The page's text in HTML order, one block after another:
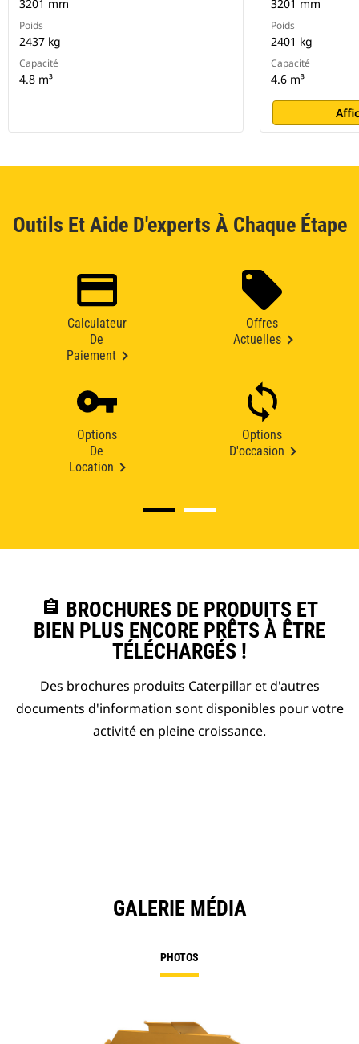
3201 mm
Poids
2437 kg
Capacité
4.8 m³
3201 mm
Poids
2401 kg
Capacité
4.6 m³
Outils Et Aide D'experts À Chaque Étape
Calculateur
De
Paiement
Offres
Actuelles
Options
De
Location
Options
D'occasion
assignment BROCHURES DE PRODUITS ET
BIEN PLUS ENCORE PRÊTS À ÊTRE
TÉLÉCHARGÉS !
Des brochures produits Caterpillar et d'autres
documents d'information sont disponibles pour votre
activité en pleine croissance.
GALERIE MÉDIA
PHOTOS